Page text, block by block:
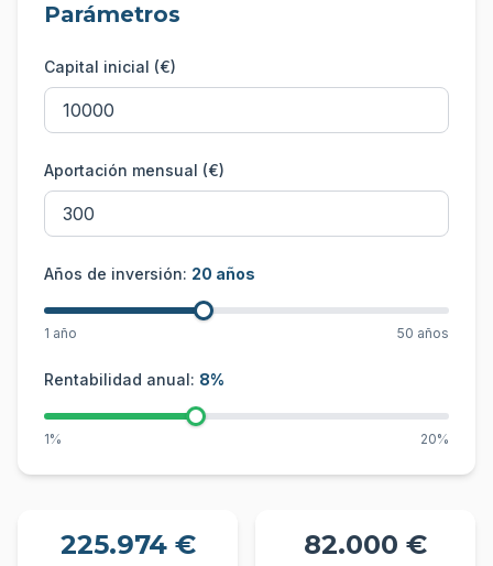
Parámetros
Capital inicial (€)
Aportación mensual (€)
Años de inversión: 20 años
1 año 50 años
Rentabilidad anual: 8%
1% 20%
225.974 € 82.000 €